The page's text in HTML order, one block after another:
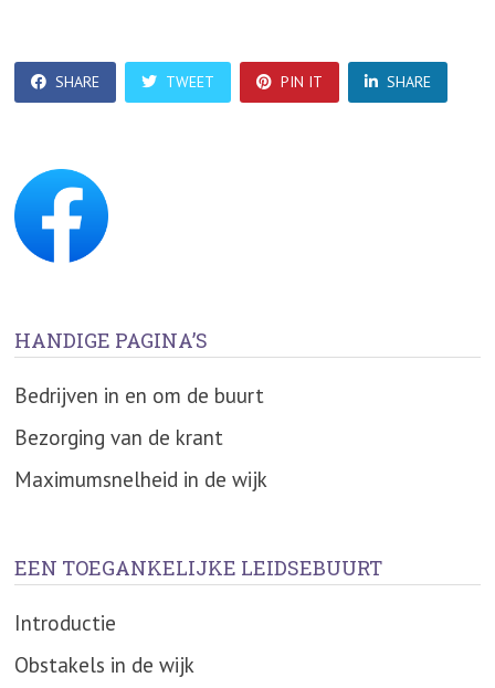
SHARE TWEET PIN IT SHARE
HANDIGE PAGINA’S
Bedrijven in en om de buurt
Bezorging van de krant
Maximumsnelheid in de wijk
EEN TOEGANKELIJKE LEIDSEBUURT
Introductie
Obstakels in de wijk